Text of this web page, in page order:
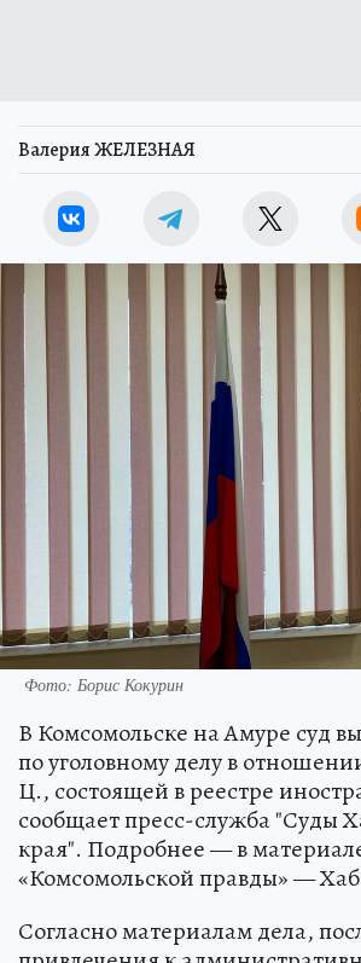
Валерия ЖЕЛЕЗНАЯ
Фото: Борис Кокурин
В Комсомольске на Амуре суд
по уголовному делу в
Ц., состоящей в реестре
сообщает пресс-служба "Суды
края". Подробнее — в
«Комсомольской правды» —
Согласно материалам дела,